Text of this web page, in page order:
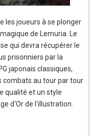
les joueurs à se plonger
de Lemuria. Le
qui devra récupérer le
prisonniers par la
japonais classiques,
combats au tour par tour
qualité et un style
d'Or de l'illustration.